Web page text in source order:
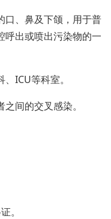
口、鼻及下颌，用于普
呼出或喷出污染物的一
ICU等科室。
间的交叉感染。
。